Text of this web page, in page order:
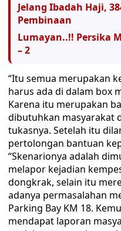
Jelang Ibadah Haji,
Pembinaan
Lumayan..!! Persika
– 2
“Itu semua merupakan
harus ada di dalam box
Karena itu merupakan
dibutuhkan masyarakat
tukasnya. Setelah itu
pertolongan bantuan
“Skenarionya adalah
melapor kejadian
dongkrak, selain itu
adanya permasalahan
Parking Bay KM 18.
mendapat laporan